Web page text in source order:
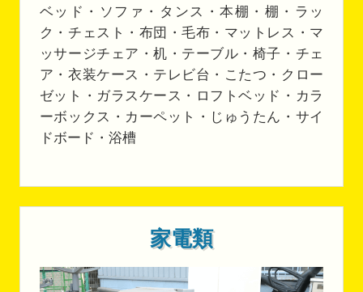
ベッド・ソファ・タンス・本棚・棚・ラッ
ク・チェスト・布団・毛布・マットレス・マ
ッサージチェア・机・テーブル・椅子・チェ
ア・衣装ケース・テレビ台・こたつ・クロー
ゼット・ガラスケース・ロフトベッド・カラ
ーボックス・カーペット・じゅうたん・サイ
ドボード・浴槽
家電類